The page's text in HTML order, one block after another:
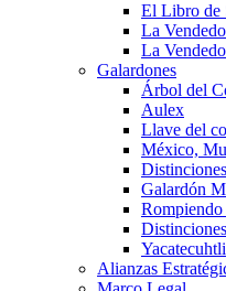
El Libro de
La
La
Galardones
Árbol del
Aulex
Llave del
México,
Galardón
Rompiendo
Yacatecuhtli
Alianzas